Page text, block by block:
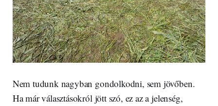
Nem tudunk nagyban gondolkodni, sem jövőben.
Ha már választásokról jött szó, ez az a jelenség,